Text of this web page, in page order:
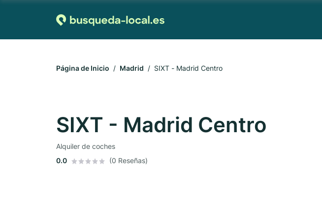
Página de Inicio Madrid SIXT - Madrid Centro
SIXT - Madrid Centro
Alquiler de coches
0.0
(0 Reseñas)